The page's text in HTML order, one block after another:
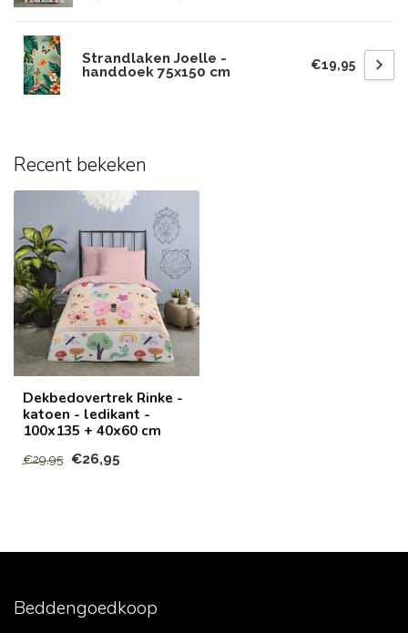
Strandlaken Joelle -
handdoek 75x150 cm
€19,95
Recent bekeken
Dekbedovertrek Rinke -
katoen - ledikant -
100x135 + 40x60 cm
€29,95 €26,95
Beddengoedkoop